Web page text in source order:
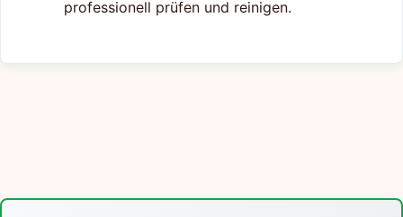
professionell prüfen und reinigen.